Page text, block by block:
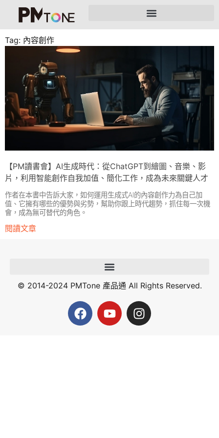
Tag: 內容創作
【PM讀書會】AI生成時代：從ChatGPT到繪圖、音樂、影
片，利用智能創作自我加值、簡化工作，成為未來關鍵人才
作者在本書中告訴大家，如何運用生成式AI的內容創作力為自己加
值、它擁有哪些的優勢與劣勢，幫助你跟上時代趨勢，抓住每一次機
會，成為無可替代的角色。
閱讀文章
© 2014-2024 PMTone 產品通 All Rights Reserved.